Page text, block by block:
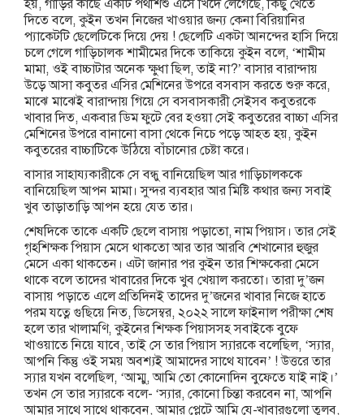
হয়, গাড়ির কাছে একটি পথশিশু এসে খিদে লেগেছে, কিছু খেতে
দিতে বলে, কুইন তখন নিজের খাওয়ার জন্য কেনা বিরিয়ানির
প্যাকেটটি ছেলেটিকে দিয়ে দেয় ! ছেলেটি একটা আনন্দের হাসি দিয়ে
চলে গেলে গাড়িচালক শামীমের দিকে তাকিয়ে কুইন বলে, ‘শামীম
মামা, ওই বাচ্চাটার অনেক ক্ষুধা ছিল, তাই না?’ বাসার বারান্দায়
উড়ে আসা কবুতর এসির মেশিনের উপরে বসবাস করতে শুরু করে,
মাঝে মাঝেই বারান্দায় গিয়ে সে বসবাসকারী সেইসব কবুতরকে
খাবার দিত, একবার ডিম ফুটে বের হওয়া সেই কবুতরের বাচ্চা এসির
মেশিনের উপরে বানানো বাসা থেকে নিচে পড়ে আহত হয়, কুইন
কবুতরের বাচ্চাটিকে উঠিয়ে বাঁচানোর চেষ্টা করে।
বাসার সাহায্যকারীকে সে বন্ধু বানিয়েছিল আর গাড়িচালককে
বানিয়েছিল আপন মামা। সুন্দর ব্যবহার আর মিষ্টি কথার জন্য সবাই
খুব তাড়াতাড়ি আপন হয়ে যেত তার।
শেষদিকে তাকে একটি ছেলে বাসায় পড়াতো, নাম পিয়াস। তার সেই
গৃহশিক্ষক পিয়াস মেসে থাকতো আর তার আরবি শেখানোর হুজুর
মেসে একা থাকতেন। এটা জানার পর কুইন তার শিক্ষকেরা মেসে
থাকে বলে তাদের খাবারের দিকে খুব খেয়াল করতো। তারা দু’জন
বাসায় পড়াতে এলে প্রতিদিনই তাদের দু’জনের খাবার নিজে হাতে
পরম যত্নে গুছিয়ে নিত, ডিসেম্বর, ২০২২ সালে ফাইনাল পরীক্ষা শেষ
হলে তার খালামণি, কুইনের শিক্ষক পিয়াসসহ সবাইকে বুফে
খাওয়াতে নিয়ে যাবে, তাই সে তার পিয়াস স্যারকে বলেছিল, ‘স্যার,
আপনি কিন্তু ওই সময় অবশ্যই আমাদের সাথে যাবেন’ ! উত্তরে তার
স্যার যখন বলেছিল, ‘আম্মু, আমি তো কোনোদিন বুফেতে যাই নাই।’
তখন সে তার স্যারকে বলে- ‘স্যার, কোনো চিন্তা করবেন না, আপনি
আমার সাথে সাথে থাকবেন, আমার প্লেটে আমি যে-খাবারগুলো তুলব,